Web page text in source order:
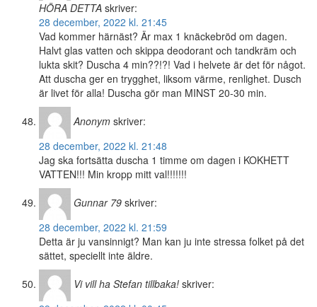
HÖRA DETTA skriver:
28 december, 2022 kl. 21:45
Vad kommer härnäst? Är max 1 knäckebröd om dagen.
Halvt glas vatten och skippa deodorant och tandkräm och
lukta skit? Duscha 4 min??!?! Vad i helvete är det för något.
Att duscha ger en trygghet, liksom värme, renlighet. Dusch
är livet för alla! Duscha gör man MINST 20-30 min.
Anonym skriver:
28 december, 2022 kl. 21:48
Jag ska fortsätta duscha 1 timme om dagen i KOKHETT
VATTEN!!! Min kropp mitt val!!!!!!!
Gunnar 79 skriver:
28 december, 2022 kl. 21:59
Detta är ju vansinnigt? Man kan ju inte stressa folket på det
sättet, speciellt inte äldre.
Vi vill ha Stefan tillbaka! skriver: